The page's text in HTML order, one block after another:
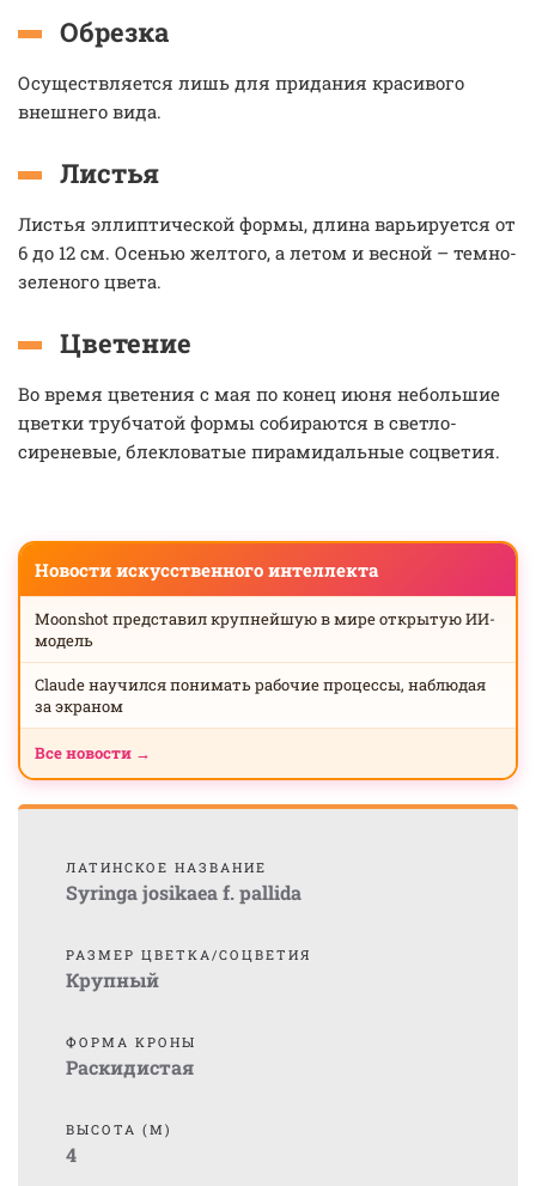
Обрезка
Осуществляется лишь для придания красивого
внешнего вида.
Листья
Листья эллиптической формы, длина варьируется от
6 до 12 см. Осенью желтого, а летом и весной – темно-
зеленого цвета.
Цветение
Во время цветения с мая по конец июня небольшие
цветки трубчатой формы собираются в светло-
сиреневые, блекловатые пирамидальные соцветия.
Новости искусственного интеллекта
Moonshot представил крупнейшую в мире открытую ИИ-
модель
Claude научился понимать рабочие процессы, наблюдая
за экраном
Все новости →
ЛАТИНСКОЕ НАЗВАНИЕ
Syringa josikaea f. pallida
РАЗМЕР ЦВЕТКА/СОЦВЕТИЯ
Крупный
ФОРМА КРОНЫ
Раскидистая
ВЫСОТА (М)
4